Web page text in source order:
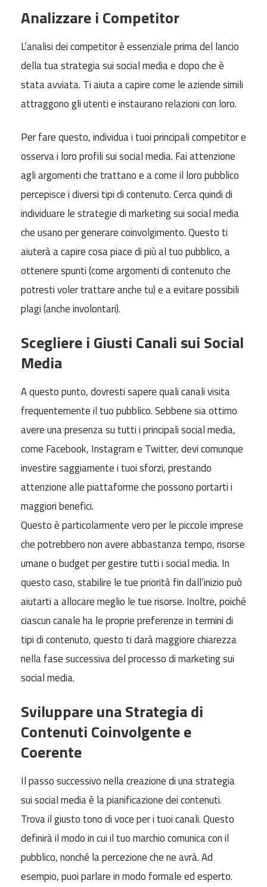
Analizzare i Competitor
L’analisi dei competitor è essenziale prima del lancio
della tua strategia sui social media e dopo che è
stata avviata. Ti aiuta a capire come le aziende simili
attraggono gli utenti e instaurano relazioni con loro.
Per fare questo, individua i tuoi principali competitor e
osserva i loro profili sui social media. Fai attenzione
agli argomenti che trattano e a come il loro pubblico
percepisce i diversi tipi di contenuto. Cerca quindi di
individuare le strategie di marketing sui social media
che usano per generare coinvolgimento. Questo ti
aiuterà a capire cosa piace di più al tuo pubblico, a
ottenere spunti (come argomenti di contenuto che
potresti voler trattare anche tu) e a evitare possibili
plagi (anche involontari).
Scegliere i Giusti Canali sui Social
Media
A questo punto, dovresti sapere quali canali visita
frequentemente il tuo pubblico. Sebbene sia ottimo
avere una presenza su tutti i principali social media,
come Facebook, Instagram e Twitter, devi comunque
investire saggiamente i tuoi sforzi, prestando
attenzione alle piattaforme che possono portarti i
maggiori benefici.
Questo è particolarmente vero per le piccole imprese
che potrebbero non avere abbastanza tempo, risorse
umane o budget per gestire tutti i social media. In
questo caso, stabilire le tue priorità fin dall’inizio può
aiutarti a allocare meglio le tue risorse. Inoltre, poiché
ciascun canale ha le proprie preferenze in termini di
tipi di contenuto, questo ti darà maggiore chiarezza
nella fase successiva del processo di marketing sui
social media.
Sviluppare una Strategia di
Contenuti Coinvolgente e
Coerente
Il passo successivo nella creazione di una strategia
sui social media è la pianificazione dei contenuti.
Trova il giusto tono di voce per i tuoi canali. Questo
definirà il modo in cui il tuo marchio comunica con il
pubblico, nonché la percezione che ne avrà. Ad
esempio, puoi parlare in modo formale ed esperto.